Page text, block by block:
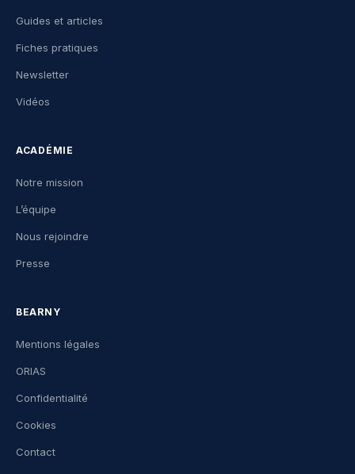
Guides et articles
Fiches pratiques
Newsletter
Vidéos
ACADÉMIE
Notre mission
L’équipe
Nous rejoindre
Presse
BEARNY
Mentions légales
ORIAS
Confidentialité
Cookies
Contact